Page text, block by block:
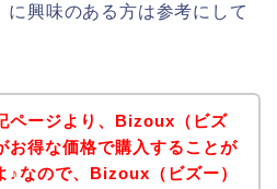
興味のある方は参考にして
ページより、Bizoux（ビズ
お得な価格で購入することが
♪なので、Bizoux（ビズー）